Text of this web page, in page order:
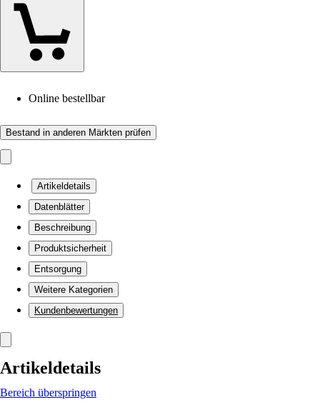
Online bestellbar
Bestand in anderen Märkten prüfen
Artikeldetails
Datenblätter
Beschreibung
Produktsicherheit
Entsorgung
Weitere Kategorien
Kundenbewertungen
Artikeldetails
Bereich überspringen